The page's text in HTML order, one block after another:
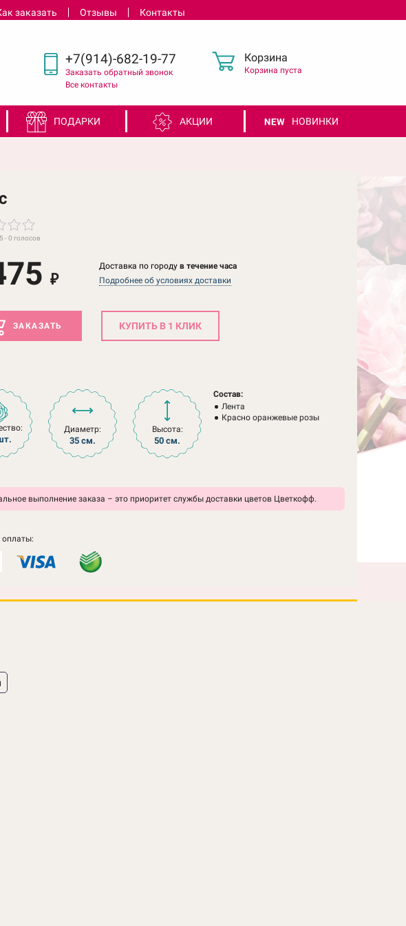
заказать Отзывы Контакты
+7(914)-682-19-77
Заказать обратный звонок
Все контакты
Корзина
Корзина пуста
ПОДАРКИ АКЦИИ НОВИНКИ
-0 голосов
₽
Доставка по городув течение часа
Подробнее об условиях доставки
ЗАКАЗАТЬ КУПИТЬ В 1 КЛИК
Диаметр:
35 см.
Высота:
50 см.
Состав:
Лента
Красно оранжевые розы
выполнение заказа – это приоритет службы доставки цветов Цветкофф.